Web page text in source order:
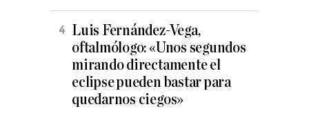
Luis Fernández-Vega,
oftalmólogo: «Unos segundos
mirando directamente el
eclipse pueden bastar para
quedarnos ciegos»